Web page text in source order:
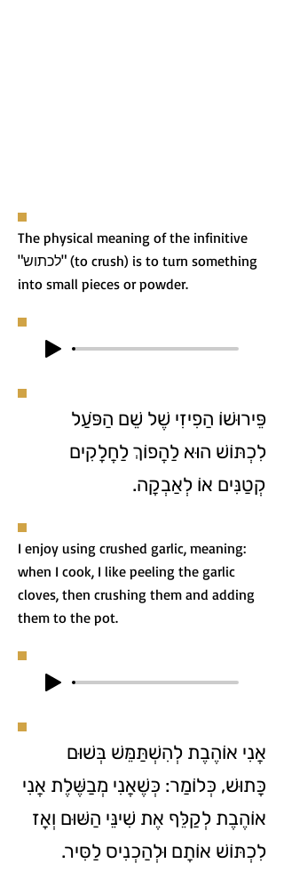
The physical meaning of the infinitive
"לכתוש" (to crush) is to turn something
into small pieces or powder.
פֵּירוּשׁוֹ הַפִיזִי שֶׁל שֵׁם הַפֹּעַל
לִכְתּוֹשׁ הוּא לַהֲפוֹךְ לַחֲלָקִים
קְטַנִּים אוֹ לְאַבְקָה.
I enjoy using crushed garlic, meaning:
when I cook, I like peeling the garlic
cloves, then crushing them and adding
them to the pot.
אֲנִי אוֹהֶבֶת לְהִשְׁתַּמֵּשׁ בְּשׁוּם
כָּתוּשׁ, כְּלוֹמַר: כְּשֶׁאֲנִי מְבַשֶּׁלֶת אֲנִי
אוֹהֶבֶת לְקַלֵּף אֶת שִׁינֵּי הַשּׁוּם וְאָז
לִכְתּוֹשׁ אוֹתָם וּלְהַכְנִיס לַסִּיר.